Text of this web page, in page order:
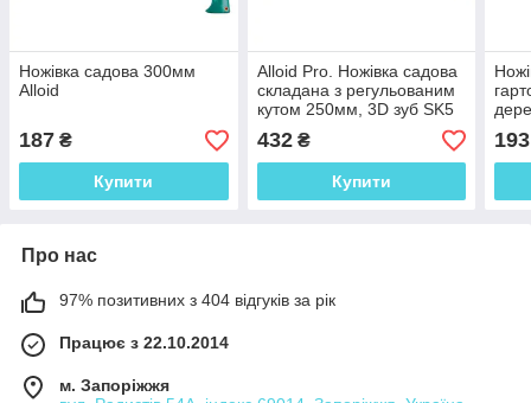
Ножівка садова 300мм
Alloid
187 ₴
Купити
Alloid Pro. Ножівка садова
складана з регульованим
кутом 250мм, 3D зуб SK5
432₴
Купити
193
Про нас
97% позитивних з 404 відгуків за рік
Працює з 22.10.2014
м. Запоріжжя